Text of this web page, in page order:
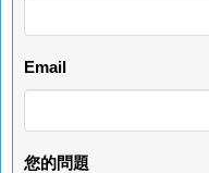
Email
您的問題